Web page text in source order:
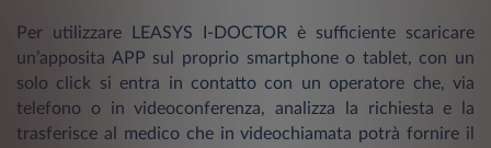
Per utilizzare LEASYS I-DOCTOR è sufficiente scaricare
un’apposita APP sul proprio smartphone o tablet, con un
solo click si entra in contatto con un operatore che, via
telefono o in videoconferenza, analizza la richiesta e la
trasferisce al medico che in videochiamata potrà fornire il